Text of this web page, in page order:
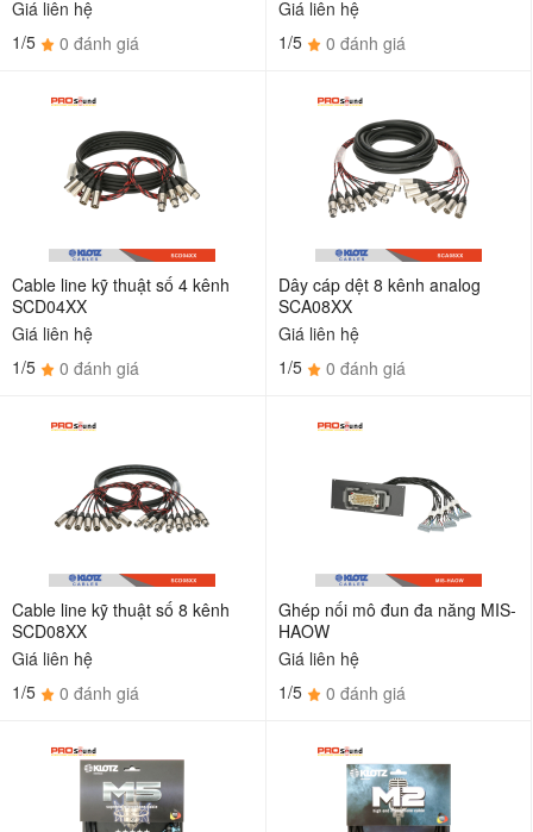
Giá liên hệ
1/5
0 đánh giá
Giá liên hệ
1/5
0 đánh giá
Cable line kỹ thuật số 4 kênh
SCD04XX
Giá liên hệ
1/5
0 đánh giá
Dây cáp dệt 8 kênh analog
SCA08XX
Giá liên hệ
1/5
0 đánh giá
Cable line kỹ thuật số 8 kênh
SCD08XX
Giá liên hệ
1/5
0 đánh giá
Ghép nối mô đun đa năng MIS-
HAOW
Giá liên hệ
1/5
0 đánh giá